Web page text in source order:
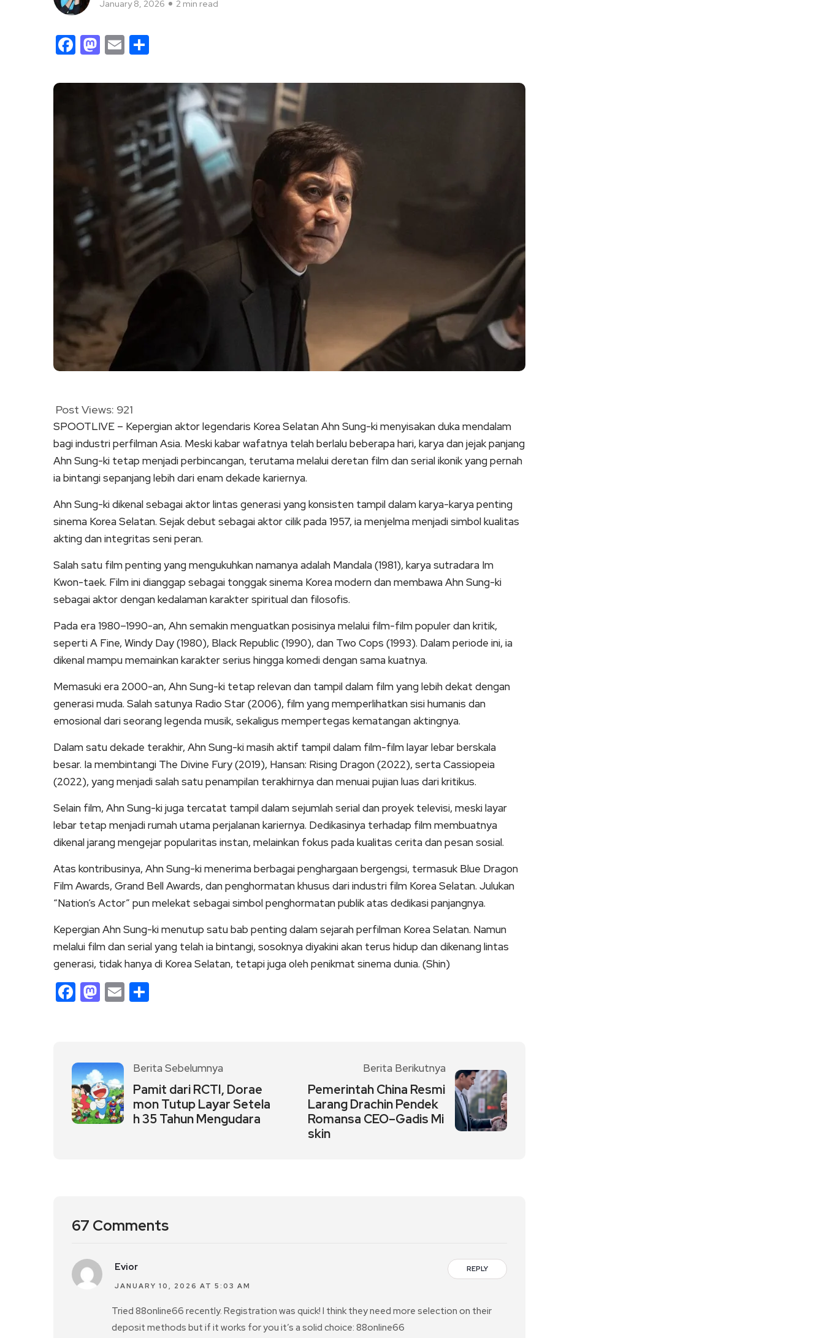
January 8, 2026 2 min read
Facebook
Mastodon
Email
Post Views: 921
SPOOTLIVE – Kepergian aktor legendaris Korea Selatan Ahn Sung-ki menyisakan duka mendalam
bagi industri perfilman Asia. Meski kabar wafatnya telah berlalu beberapa hari, karya dan jejak panjang
Ahn Sung-ki tetap menjadi perbincangan, terutama melalui deretan film dan serial ikonik yang pernah
ia bintangi sepanjang lebih dari enam dekade kariernya.
Ahn Sung-ki dikenal sebagai aktor lintas generasi yang konsisten tampil dalam karya-karya penting
sinema Korea Selatan. Sejak debut sebagai aktor cilik pada 1957, ia menjelma menjadi simbol kualitas
akting dan integritas seni peran.
Salah satu film penting yang mengukuhkan namanya adalah Mandala (1981), karya sutradara Im
Kwon-taek. Film ini dianggap sebagai tonggak sinema Korea modern dan membawa Ahn Sung-ki
sebagai aktor dengan kedalaman karakter spiritual dan filosofis.
Pada era 1980–1990-an, Ahn semakin menguatkan posisinya melalui film-film populer dan kritik,
seperti A Fine, Windy Day (1980), Black Republic (1990), dan Two Cops (1993). Dalam periode ini, ia
dikenal mampu memainkan karakter serius hingga komedi dengan sama kuatnya.
Memasuki era 2000-an, Ahn Sung-ki tetap relevan dan tampil dalam film yang lebih dekat dengan
generasi muda. Salah satunya Radio Star (2006), film yang memperlihatkan sisi humanis dan
emosional dari seorang legenda musik, sekaligus mempertegas kematangan aktingnya.
Dalam satu dekade terakhir, Ahn Sung-ki masih aktif tampil dalam film-film layar lebar berskala
besar. Ia membintangi The Divine Fury (2019), Hansan: Rising Dragon (2022), serta Cassiopeia
(2022), yang menjadi salah satu penampilan terakhirnya dan menuai pujian luas dari kritikus.
Selain film, Ahn Sung-ki juga tercatat tampil dalam sejumlah serial dan proyek televisi, meski layar
lebar tetap menjadi rumah utama perjalanan kariernya. Dedikasinya terhadap film membuatnya
dikenal jarang mengejar popularitas instan, melainkan fokus pada kualitas cerita dan pesan sosial.
Atas kontribusinya, Ahn Sung-ki menerima berbagai penghargaan bergengsi, termasuk Blue Dragon
Film Awards, Grand Bell Awards, dan penghormatan khusus dari industri film Korea Selatan. Julukan
“Nation’s Actor” pun melekat sebagai simbol penghormatan publik atas dedikasi panjangnya.
Kepergian Ahn Sung-ki menutup satu bab penting dalam sejarah perfilman Korea Selatan. Namun
melalui film dan serial yang telah ia bintangi, sosoknya diyakini akan terus hidup dan dikenang lintas
generasi, tidak hanya di Korea Selatan, tetapi juga oleh penikmat sinema dunia. (Shin)
Facebook
Mastodon
Email
Berita Sebelumnya
Pamit dari RCTI, Dorae
mon Tutup Layar Setela
h 35 Tahun Mengudara
Berita Berikutnya
Pemerintah China Resmi
Larang Drachin Pendek
Romansa CEO–Gadis Mi
skin
67 Comments
REPLY
Evior
JANUARY 10, 2026 AT 5:03 AM
Tried 88online66 recently. Registration was quick! I think they need more selection on their
deposit methods but if it works for you it’s a solid choice: 88online66